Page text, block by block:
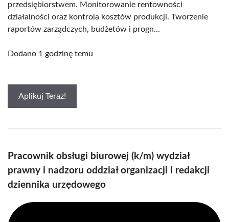
przedsiębiorstwem. Monitorowanie rentowności
działalności oraz kontrola kosztów produkcji. Tworzenie
raportów zarządczych, budżetów i progn...
Dodano 1 godzinę temu
Aplikuj Teraz!
Pracownik obsługi biurowej (k/m) wydział
prawny i nadzoru oddział organizacji i redakcji
dziennika urzędowego